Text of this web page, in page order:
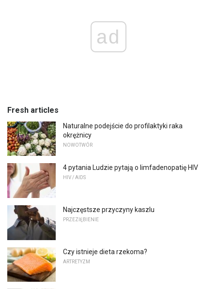
ad
Fresh articles
Naturalne podejście do profilaktyki raka
okrężnicy
NOWOTWÓR
4 pytania Ludzie pytają o limfadenopatię HIV
HIV / AIDS
Najczęstsze przyczyny kaszlu
PRZEZIĘBIENIE
Czy istnieje dieta rzekoma?
ARTRETYZM